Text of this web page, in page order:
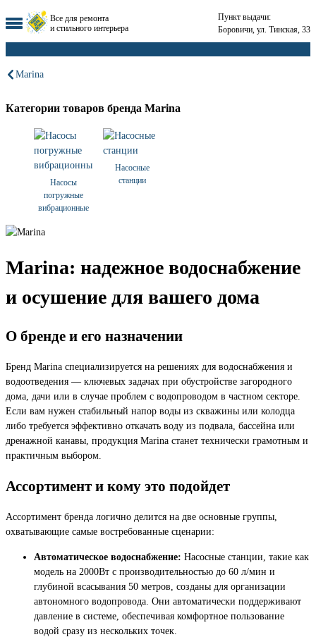
Все для ремонта
и стильного интерьера
Пункт выдачи:
Боровичи, ул. Тинская, 33
Marina
Категории товаров бренда Marina
Насосы
погружные
вибрационные
Насосные
станции
Marina: надежное водоснабжение
и осушение для вашего дома
О бренде и его назначении
Бренд Marina специализируется на решениях для водоснабжения и
водоотведения — ключевых задачах при обустройстве загородного
дома, дачи или в случае проблем с водопроводом в частном секторе.
Если вам нужен стабильный напор воды из скважины или колодца
либо требуется эффективно откачать воду из подвала, бассейна или
дренажной канавы, продукция Marina станет технически грамотным и
практичным выбором.
Ассортимент и кому это подойдет
Ассортимент бренда логично делится на две основные группы,
охватывающие самые востребованные сценарии:
Автоматическое водоснабжение: Насосные станции, такие как
модель на 2000Вт с производительностью до 60 л/мин и
глубиной всасывания 50 метров, созданы для организации
автономного водопровода. Они автоматически поддерживают
давление в системе, обеспечивая комфортное пользование
водой сразу из нескольких точек.